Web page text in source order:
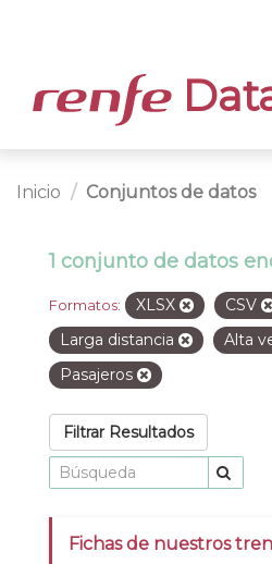
Inicio Conjuntos de datos
1 conjunto de datos
Formatos: XLSX CSV
Larga distancia
Alta
Pasajeros
Filtrar Resultados
Fichas de nuestros